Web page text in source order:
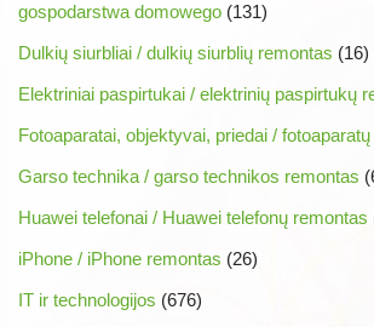
gospodarstwa domowego (131)
Dulkių siurbliai / dulkių siurblių remontas (16)
Elektriniai paspirtukai / elektrinių paspirtukų
Fotoaparatai, objektyvai, priedai /
Garso technika / garso technikos remontas
Huawei telefonai / Huawei telefonų remontas
iPhone / iPhone remontas (26)
IT ir technologijos (676)